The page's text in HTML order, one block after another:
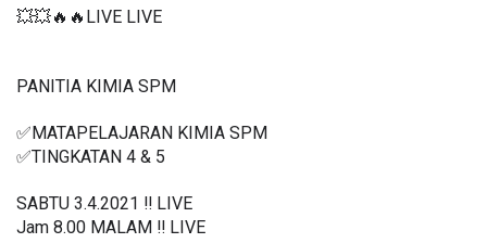
💥💥🔥🔥LIVE LIVE
PANITIA KIMIA SPM
✅MATAPELAJARAN KIMIA SPM
✅TINGKATAN 4 & 5
SABTU 3.4.2021 ‼️ LIVE
Jam 8.00 MALAM ‼️ LIVE